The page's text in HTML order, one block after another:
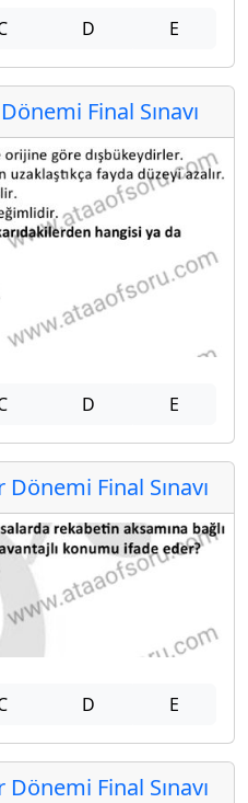
D E
Final Sınavı
D E
Final Sınavı
D E
Final Sınavı